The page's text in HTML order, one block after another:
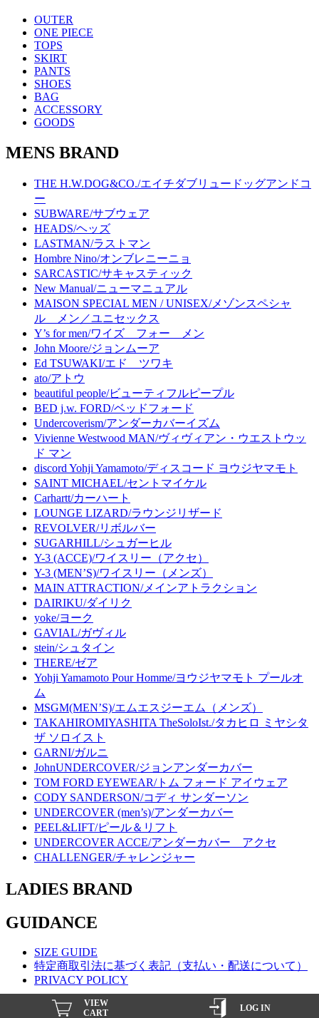
VIEW
CART
LOG IN
OUTER
ONE PIECE
TOPS
SKIRT
PANTS
SHOES
BAG
ACCESSORY
GOODS
MENS BRAND
THE H.W.DOG&CO./エイチダブリュードッグアンドコ
ー
SUBWARE/サブウェア
HEADS/ヘッズ
LASTMAN/ラストマン
Hombre Nino/オンブレニーニョ
SARCASTIC/サキャスティック
New Manual/ニューマニュアル
MAISON SPECIAL MEN / UNISEX/メゾンスペシャ
ル メン／ユニセックス
Y’s for men/ワイズ フォー メン
John Moore/ジョンムーア
Ed TSUWAKI/エド ツワキ
ato/アトウ
beautiful people/ビューティフルピープル
BED j.w. FORD/ベッドフォード
Undercoverism/アンダーカバーイズム
Vivienne Westwood MAN/ヴィヴィアン・ウエストウッ
ド マン
discord Yohji Yamamoto/ディスコード ヨウジヤマモト
SAINT MICHAEL/セントマイケル
Carhartt/カーハート
LOUNGE LIZARD/ラウンジリザード
REVOLVER/リボルバー
SUGARHILL/シュガーヒル
Y-3 (ACCE)/ワイスリー（アクセ）
Y-3 (MEN’S)/ワイスリー（メンズ）
MAIN ATTRACTION/メインアトラクション
DAIRIKU/ダイリク
yoke/ヨーク
GAVIAL/ガヴィル
stein/シュタイン
THERE/ゼア
Yohji Yamamoto Pour Homme/ヨウジヤマモト プールオ
ム
MSGM(MEN’S)/エムエスジーエム（メンズ）
TAKAHIROMIYASHITA TheSoloIst./タカヒロ ミヤシタ
ザ ソロイスト
GARNI/ガルニ
JohnUNDERCOVER/ジョンアンダーカバー
TOM FORD EYEWEAR/トム フォード アイウェア
CODY SANDERSON/コディ サンダーソン
UNDERCOVER (men’s)/アンダーカバー
PEEL&LIFT/ピール＆リフト
UNDERCOVER ACCE/アンダーカバー アクセ
CHALLENGER/チャレンジャー
LADIES BRAND
GUIDANCE
SIZE GUIDE
特定商取引法に基づく表記（支払い・配送について）
PRIVACY POLICY
Copyright INSECTE INC 2005 All Right Reserved.